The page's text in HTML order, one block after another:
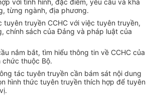
với tình hình, đặc điểm, yêu cầu và khả
từng ngành, địa phương.
tuyên truyền CCHC với việc tuyên truyền,
chính sách của Đảng và pháp luật của
nắm bắt, tìm hiểu thông tin về CCHC của
thuộc Bộ.
tác tuyên truyền cần bám sát nội dung
hình thức tuyên truyền thích hợp để tuyên